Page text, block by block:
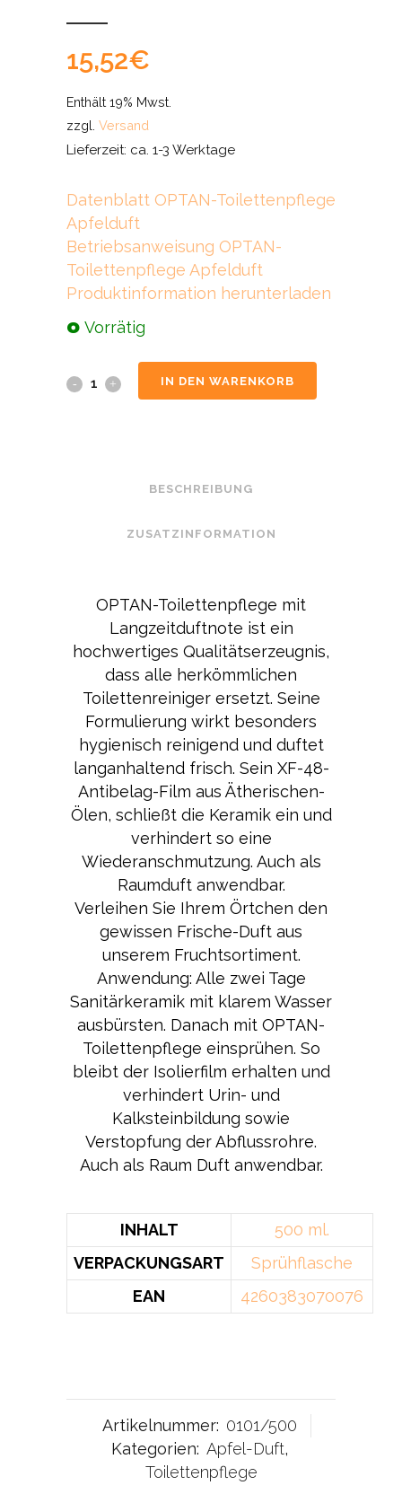
15,52€
Enthält 19% Mwst.
zzgl. Versand
Lieferzeit: ca. 1-3 Werktage
Datenblatt OPTAN-Toilettenpflege
Apfelduft
Betriebsanweisung OPTAN-
Toilettenpflege Apfelduft
Produktinformation herunterladen
Vorrätig
IN DEN WARENKORB
BESCHREIBUNG
ZUSATZINFORMATION
OPTAN-Toilettenpflege mit
Langzeitduftnote ist ein
hochwertiges Qualitätserzeugnis,
dass alle herkömmlichen
Toilettenreiniger ersetzt. Seine
Formulierung wirkt besonders
hygienisch reinigend und duftet
langanhaltend frisch. Sein XF-48-
Antibelag-Film aus Ätherischen-
Ölen, schließt die Keramik ein und
verhindert so eine
Wiederanschmutzung. Auch als
Raumduft anwendbar.
Verleihen Sie Ihrem Örtchen den
gewissen Frische-Duft aus
unserem Fruchtsortiment.
Anwendung: Alle zwei Tage
Sanitärkeramik mit klarem Wasser
ausbürsten. Danach mit OPTAN-
Toilettenpflege einsprühen. So
bleibt der Isolierfilm erhalten und
verhindert Urin- und
Kalksteinbildung sowie
Verstopfung der Abflussrohre.
Auch als Raum Duft anwendbar.
INHALT
500 ml.
VERPACKUNGSART
Sprühflasche
EAN
4260383070076
Artikelnummer: 0101/500
Kategorien: Apfel-Duft,
Toilettenpflege